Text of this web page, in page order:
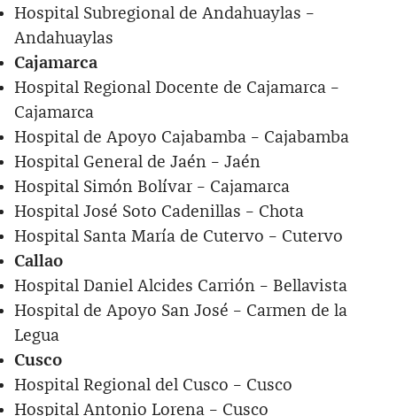
Hospital Subregional de Andahuaylas –
Andahuaylas
Cajamarca
Hospital Regional Docente de Cajamarca –
Cajamarca
Hospital de Apoyo Cajabamba – Cajabamba
Hospital General de Jaén – Jaén
Hospital Simón Bolívar – Cajamarca
Hospital José Soto Cadenillas – Chota
Hospital Santa María de Cutervo – Cutervo
Callao
Hospital Daniel Alcides Carrión – Bellavista
Hospital de Apoyo San José – Carmen de la
Legua
Cusco
Hospital Regional del Cusco – Cusco
Hospital Antonio Lorena – Cusco